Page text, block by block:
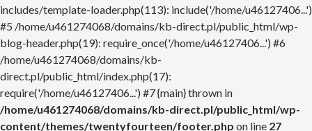
includes/template-loader.php(113): include('/home/u46127406...')
#5 /home/u461274068/domains/kb-direct.pl/public_html/wp-
blog-header.php(19): require_once('/home/u46127406...') #6
/home/u461274068/domains/kb-
direct.pl/public_html/index.php(17):
require('/home/u46127406...') #7 {main} thrown in
/home/u461274068/domains/kb-direct.pl/public_html/wp-
content/themes/twentyfourteen/footer.php on line 27